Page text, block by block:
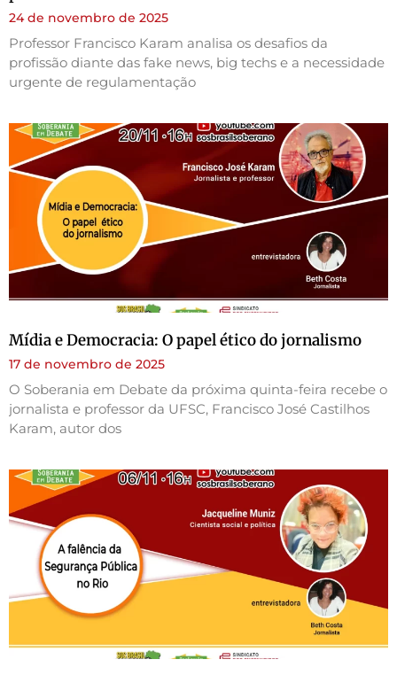
24 de novembro de 2025
Professor Francisco Karam analisa os desafios da
profissão diante das fake news, big techs e a necessidade
urgente de regulamentação
Mídia e Democracia: O papel ético do jornalismo
17 de novembro de 2025
O Soberania em Debate da próxima quinta-feira recebe o
jornalista e professor da UFSC, Francisco José Castilhos
Karam, autor dos